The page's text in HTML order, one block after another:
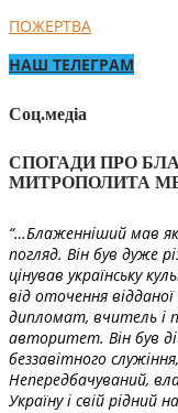
ПОЖЕРТВА
НАШ ТЕЛЕГРАМ
Соц.медіа
СПОГАДИ ПРО
МИТРОПОЛИТА
“…Блаженніший мав
погляд. Він був дуже
цінував українську
від оточення
дипломат, вчитель і
авторитет. Він був
беззавітного
Непередбачуваний,
Україну і свій рідний